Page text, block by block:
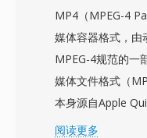
M2V仅包含视频
时需要搭配单独的
期望输入M2V配
式成为专业光盘母
或缺的中间步骤。
MP4（MPEG-4
媒体容器格式，由
MPEG-4规范的一
媒体文件格式（
本身源自Apple
的atom/box结构
阅读更多